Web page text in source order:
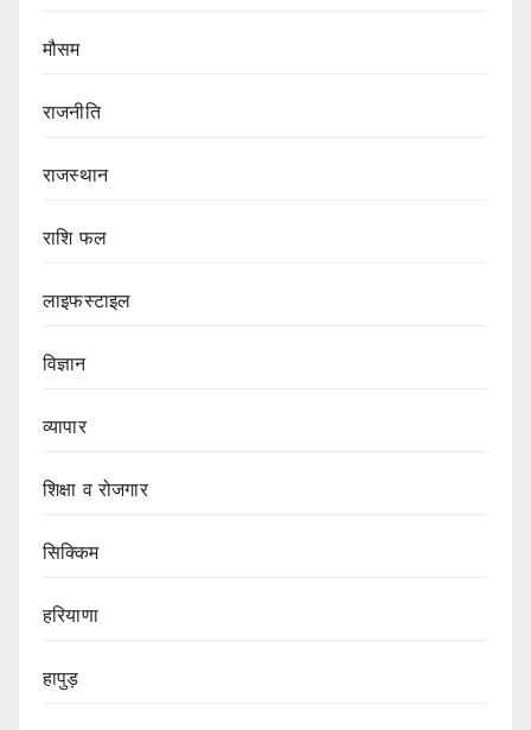
मौसम
राजनीति
राजस्थान
राशि फल
लाइफस्टाइल
विज्ञान
व्यापार
शिक्षा व रोजगार
सिक्किम
हरियाणा
हापुड़